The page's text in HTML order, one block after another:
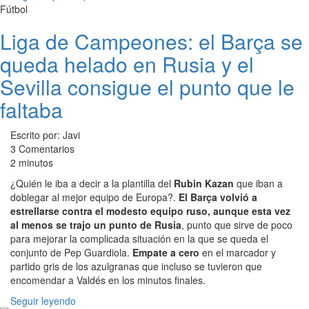
Fútbol
Liga de Campeones: el Barça se
queda helado en Rusia y el
Sevilla consigue el punto que le
faltaba
Escrito por: Javi
3 Comentarios
2 minutos
¿Quién le iba a decir a la plantilla del Rubin Kazan que iban a
doblegar al mejor equipo de Europa?. El Barça volvió a
estrellarse contra el modesto equipo ruso, aunque esta vez
al menos se trajo un punto de Rusia, punto que sirve de poco
para mejorar la complicada situación en la que se queda el
conjunto de Pep Guardiola. Empate a cero en el marcador y
partido gris de los azulgranas que incluso se tuvieron que
encomendar a Valdés en los minutos finales.
Seguir leyendo